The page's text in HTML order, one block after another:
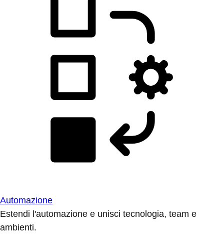
Automazione
Estendi l'automazione e unisci tecnologia, team e
ambienti.